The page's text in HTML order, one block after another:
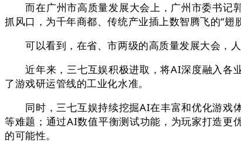
而在广州市高质量发展大会上，广州市委书记郭
抓风口，为千年商都、传统产业插上数智腾飞的“翅
可以看到，在省、市两级的高质量发展大会，人
近年来，三七互娱积极进取，将AI深度融入各业
了游戏研运管线的工业化水准。
同时，三七互娱持续挖掘AI在丰富和优化游戏体
等难题；通过AI数值平衡测试功能，为玩家打造更
的可能性。